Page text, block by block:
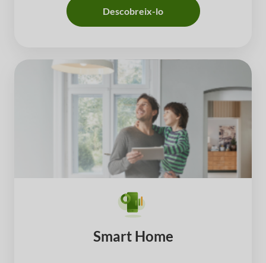
Descobreix-lo
Smart Home